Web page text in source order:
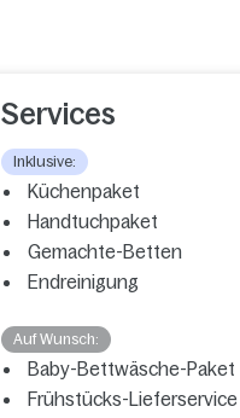
Services
Inklusive:
Küchenpaket
Handtuchpaket
Gemachte-Betten
Endreinigung
Auf Wunsch:
Baby-Bettwäsche-Paket
Frühstücks-Lieferservice